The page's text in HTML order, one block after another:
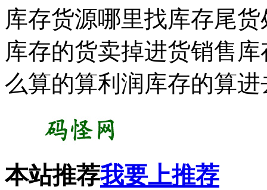
库存货源哪里找库存尾
库存的货卖掉进货销售
么算的算利润库存的算进
本站推荐我要上推荐